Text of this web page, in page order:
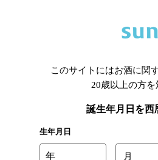
このサイトにはお酒に関
20歳以上の方を
誕生年月日を西
生年月日
年 月